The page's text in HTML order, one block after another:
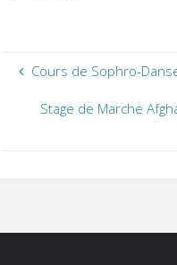
Cours de Sophro-
Stage de Marche